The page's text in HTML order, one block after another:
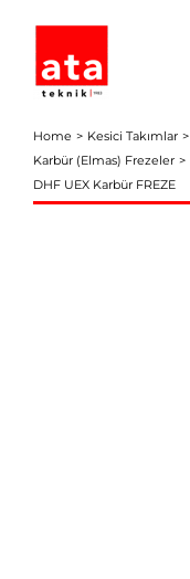
content
Home Kesici Takımlar
Karbür (Elmas) Frezeler
DHF UEX Karbür FREZE